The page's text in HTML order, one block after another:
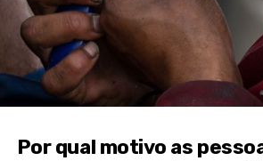
Por qual motivo as